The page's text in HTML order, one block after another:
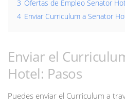
3 Ofertas de Empleo Senator
4 Enviar Curriculum a Senator
Enviar el
Hotel: Pasos
Puedes enviar el Curriculum a